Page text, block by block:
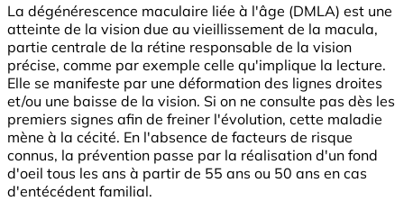
La dégénérescence maculaire liée à l'âge (DMLA) est une
atteinte de la vision due au vieillissement de la macula,
partie centrale de la rétine responsable de la vision
précise, comme par exemple celle qu'implique la lecture.
Elle se manifeste par une déformation des lignes droites
et/ou une baisse de la vision. Si on ne consulte pas dès les
premiers signes afin de freiner l'évolution, cette maladie
mène à la cécité. En l'absence de facteurs de risque
connus, la prévention passe par la réalisation d'un fond
d'oeil tous les ans à partir de 55 ans ou 50 ans en cas
d'entécédent familial.